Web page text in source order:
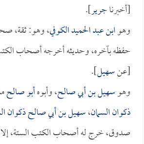
[أخبرناجرير].
وهوابن عبد الحميد الكوفي، وهو: ثقة،
حفظه بآخره، وحديثه أخرجه أصحاب
[عنسهيل].
وهوسهيل بن أبي صالح، وأبوهأبو صالح
ذكوان السمان،سهيل بن أبي صالح ذكوان
صدوق، خرج له أصحاب الكتب الستة،